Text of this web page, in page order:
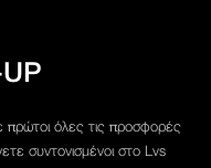
πρώτοι όλες τις προσφορές
συντονισμένοι στο Lvs